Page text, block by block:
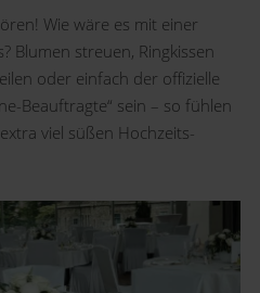
Wie wäre es mit einer
Blumen streuen, Ringkissen
oder einfach der offizielle
Beauftragte“ sein – so fühlen
viel süßen Hochzeits-